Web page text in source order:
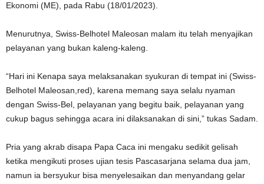
Ekonomi (ME), pada Rabu (18/01/2023).
Menurutnya, Swiss-Belhotel Maleosan malam itu telah menyajikan
pelayanan yang bukan kaleng-kaleng.
“Hari ini Kenapa saya melaksanakan syukuran di tempat ini (Swiss-
Belhotel Maleosan,red), karena memang saya selalu nyaman
dengan Swiss-Bel, pelayanan yang begitu baik, pelayanan yang
cukup bagus sehingga acara ini dilaksanakan di sini,” tukas Sadam.
Pria yang akrab disapa Papa Caca ini mengaku sedikit gelisah
ketika mengikuti proses ujian tesis Pascasarjana selama dua jam,
namun ia bersyukur bisa menyelesaikan dan menyandang gelar